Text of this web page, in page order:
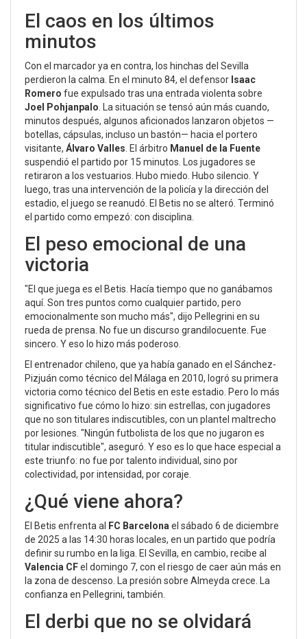
El caos en los últimos
minutos
Con el marcador ya en contra, los hinchas del Sevilla
perdieron la calma. En el minuto 84, el defensor Isaac
Romero fue expulsado tras una entrada violenta sobre
Joel Pohjanpalo . La situación se tensó aún más cuando,
minutos después, algunos aficionados lanzaron objetos —
botellas, cápsulas, incluso un bastón— hacia el portero
visitante, Álvaro Valles . El árbitro Manuel de la Fuente
suspendió el partido por 15 minutos. Los jugadores se
retiraron a los vestuarios. Hubo miedo. Hubo silencio. Y
luego, tras una intervención de la policía y la dirección del
estadio, el juego se reanudó. El Betis no se alteró. Terminó
el partido como empezó: con disciplina.
El peso emocional de una
victoria
"El que juega es el Betis. Hacía tiempo que no ganábamos
aquí. Son tres puntos como cualquier partido, pero
emocionalmente son mucho más", dijo Pellegrini en su
rueda de prensa. No fue un discurso grandilocuente. Fue
sincero. Y eso lo hizo más poderoso.
El entrenador chileno, que ya había ganado en el Sánchez-
Pizjuán como técnico del Málaga en 2010, logró su primera
victoria como técnico del Betis en este estadio. Pero lo más
significativo fue cómo lo hizo: sin estrellas, con jugadores
que no son titulares indiscutibles, con un plantel maltrecho
por lesiones. "Ningún futbolista de los que no jugaron es
titular indiscutible", aseguró. Y eso es lo que hace especial a
este triunfo: no fue por talento individual, sino por
colectividad, por intensidad, por coraje.
¿Qué viene ahora?
El Betis enfrenta al FC Barcelona el sábado 6 de diciembre
de 2025 a las 14:30 horas locales, en un partido que podría
definir su rumbo en la liga. El Sevilla, en cambio, recibe al
Valencia CFel domingo 7, con el riesgo de caer aún más en
la zona de descenso. La presión sobre Almeyda crece. La
confianza en Pellegrini, también.
El derbi que no se olvidará